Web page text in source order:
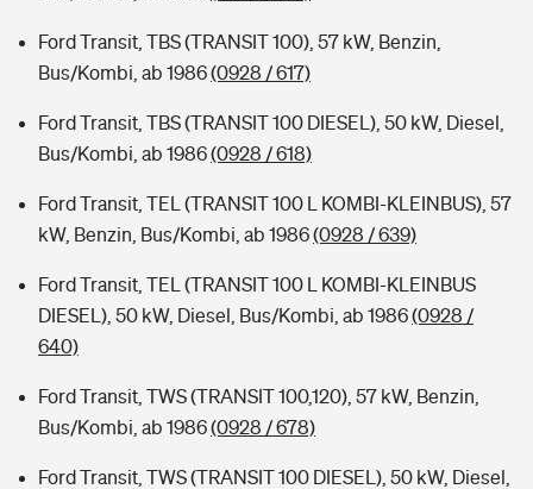
Ford Transit, TBS (TRANSIT 100), 57 kW, Benzin,
Bus/Kombi, ab 1986(0928 / 617)
Ford Transit, TBS (TRANSIT 100 DIESEL), 50 kW, Diesel,
Bus/Kombi, ab 1986(0928 / 618)
Ford Transit, TEL (TRANSIT 100 L KOMBI-KLEINBUS), 57
kW, Benzin, Bus/Kombi, ab 1986(0928 / 639)
Ford Transit, TEL (TRANSIT 100 L KOMBI-KLEINBUS
DIESEL), 50 kW, Diesel, Bus/Kombi, ab 1986(0928 /
640)
Ford Transit, TWS (TRANSIT 100,120), 57 kW, Benzin,
Bus/Kombi, ab 1986(0928 / 678)
Ford Transit, TWS (TRANSIT 100 DIESEL), 50 kW, Diesel,